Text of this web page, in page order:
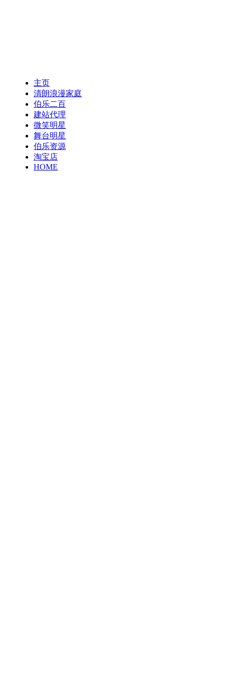
主页
清朗浪漫家庭
伯乐二百
建站代理
微笑明星
舞台明星
伯乐资源
淘宝店
HOME